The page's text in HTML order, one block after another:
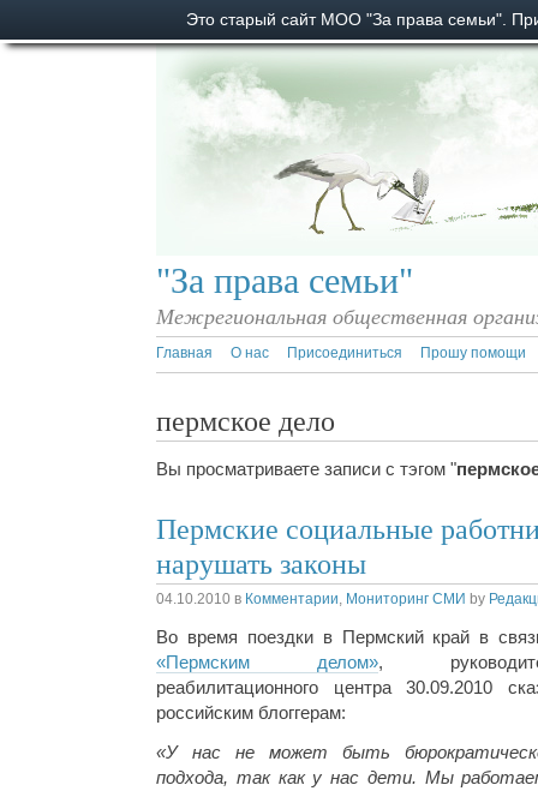
Это старый сайт МОО "За права семьи".
"За права семьи"
Межрегиональная общественная
Главная О нас Присоединиться Прошу помощи
пермское дело
Вы просматриваете записи с тэгом "
Пермские социальные
нарушать законы
04.10.2010 в Комментарии, Мониторинг СМИ by
Во время поездки в Пермский край в
«Пермским делом»,
реабилитационного центра 30.09.2010
российским блоггерам:
«У нас не может быть
подхода, так как у нас дети. Мы